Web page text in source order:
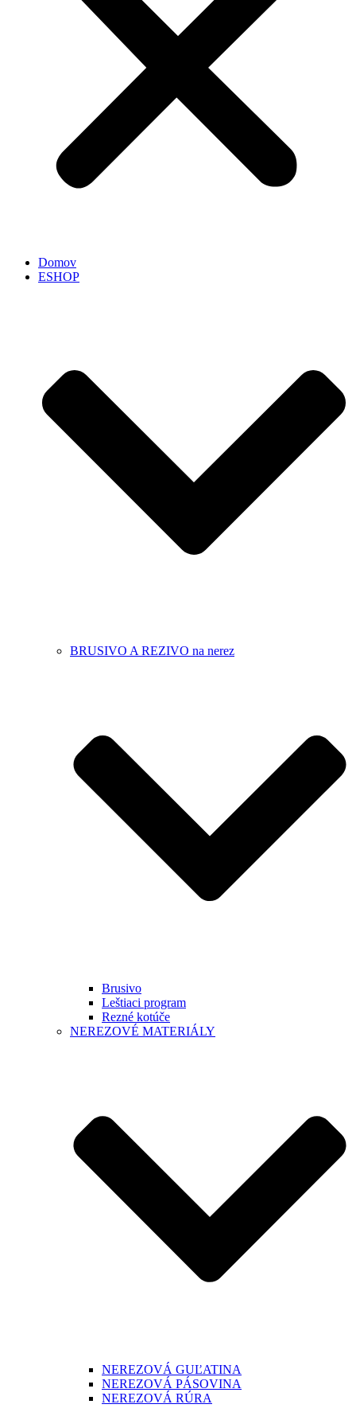
Domov
ESHOP
BRUSIVO A REZIVO na nerez
Brusivo
Leštiaci program
Rezné kotúče
NEREZOVÉ MATERIÁLY
NEREZOVÁ GUĽATINA
NEREZOVÁ PÁSOVINA
NEREZOVÁ RÚRA